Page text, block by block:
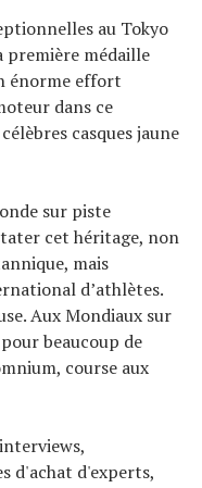
au Tokyo
première médaille
énorme effort
dans ce
casques jaune
sur piste
cet héritage, non
mais
d’athlètes.
Aux Mondiaux sur
beaucoup de
course aux
d'achat d'experts,